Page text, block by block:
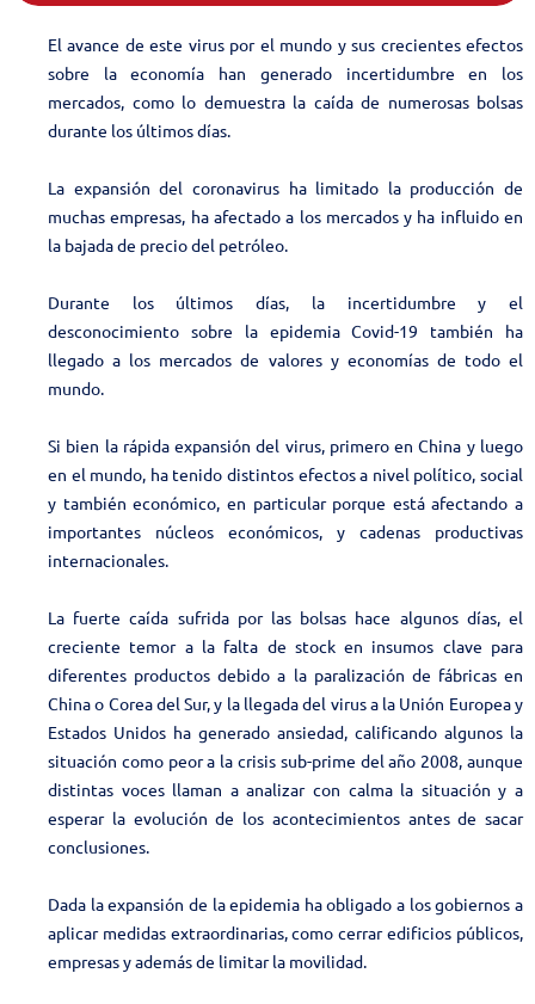
El avance de este virus por el mundo y sus crecientes efectos
sobre la economía han generado incertidumbre en los
mercados, como lo demuestra la caída de numerosas bolsas
durante los últimos días.
La expansión del coronavirus ha limitado la producción de
muchas empresas, ha afectado a los mercados y ha influido en
la bajada de precio del petróleo.
Durante los últimos días, la incertidumbre y el
desconocimiento sobre la epidemia Covid-19 también ha
llegado a los mercados de valores y economías de todo el
mundo.
Si bien la rápida expansión del virus, primero en China y luego
en el mundo, ha tenido distintos efectos a nivel político, social
y también económico, en particular porque está afectando a
importantes núcleos económicos, y cadenas productivas
internacionales.
La fuerte caída sufrida por las bolsas hace algunos días, el
creciente temor a la falta de stock en insumos clave para
diferentes productos debido a la paralización de fábricas en
China o Corea del Sur, y la llegada del virus a la Unión Europea y
Estados Unidos ha generado ansiedad, calificando algunos la
situación como peor a la crisis sub-prime del año 2008, aunque
distintas voces llaman a analizar con calma la situación y a
esperar la evolución de los acontecimientos antes de sacar
conclusiones.
Dada la expansión de la epidemia ha obligado a los gobiernos a
aplicar medidas extraordinarias, como cerrar edificios públicos,
empresas y además de limitar la movilidad.